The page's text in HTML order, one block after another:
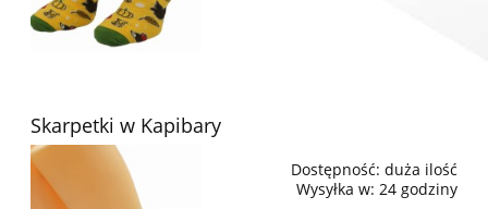
Skarpetki w Kapibary
Dostępność: duża ilość
Wysyłka w: 24 godziny